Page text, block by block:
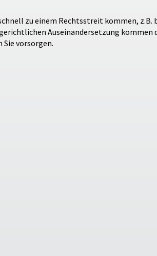
zu einem Rechtsstreit kommen,
Auseinandersetzung
vorsorgen.